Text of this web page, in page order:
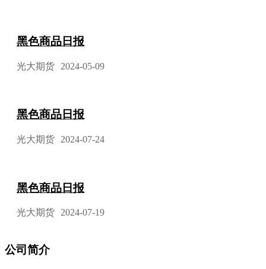
黑色商品日报
光大期货 2024-05-09
黑色商品日报
光大期货 2024-07-24
黑色商品日报
光大期货 2024-07-19
公司简介